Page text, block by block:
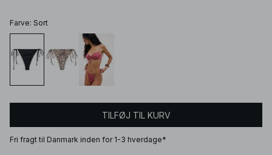
Farve: Sort
TILFØJ TIL KURV
Fri fragt til Danmark inden for 1-3 hverdage*